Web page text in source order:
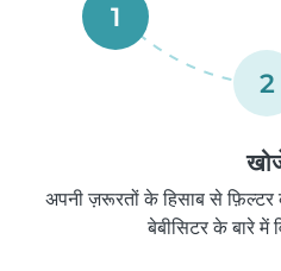
1
2
अपनी ज़रूरतों के हिसाब से
बेबीसिटर के बारे में